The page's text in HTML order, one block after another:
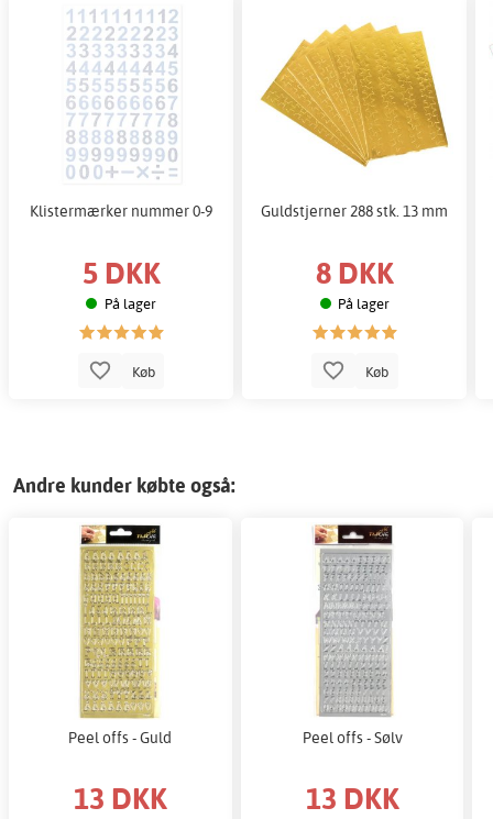
Klistermærker nummer 0-9
5 DKK
På lager
Køb
Guldstjerner 288 stk. 13 mm
8 DKK
På lager
Køb
Andre kunder købte også:
Peel offs - Guld
13 DKK
Peel offs - Sølv
13 DKK